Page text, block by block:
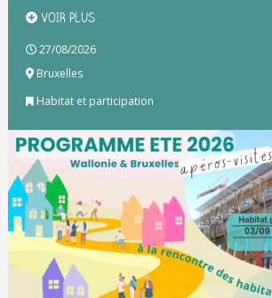
VOIR PLUS
27/08/2026
Bruxelles
Habitat et participation